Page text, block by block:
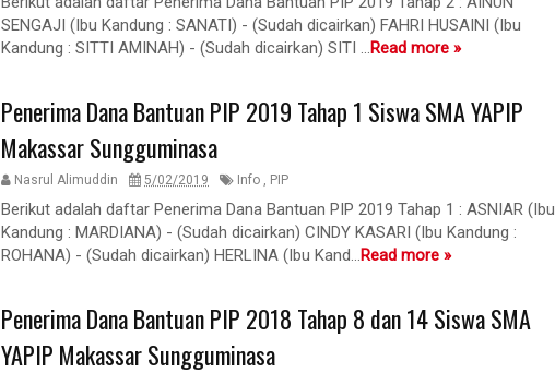
SENGAJI (Ibu Kandung : SANATI) - (Sudah dicairkan) FAHRI HUSAINI (Ibu
Kandung : SITTI AMINAH) - (Sudah dicairkan) SITI ...Read more »
Penerima Dana Bantuan PIP 2019 Tahap 1 Siswa SMA YAPIP
Makassar Sungguminasa
Nasrul Alimuddin 5/02/2019 Info , PIP
Berikut adalah daftar Penerima Dana Bantuan PIP 2019 Tahap 1 : ASNIAR (Ibu
Kandung : MARDIANA) - (Sudah dicairkan) CINDY KASARI (Ibu Kandung :
ROHANA) - (Sudah dicairkan) HERLINA (Ibu Kand...Read more »
Penerima Dana Bantuan PIP 2018 Tahap 8 dan 14 Siswa SMA
YAPIP Makassar Sungguminasa